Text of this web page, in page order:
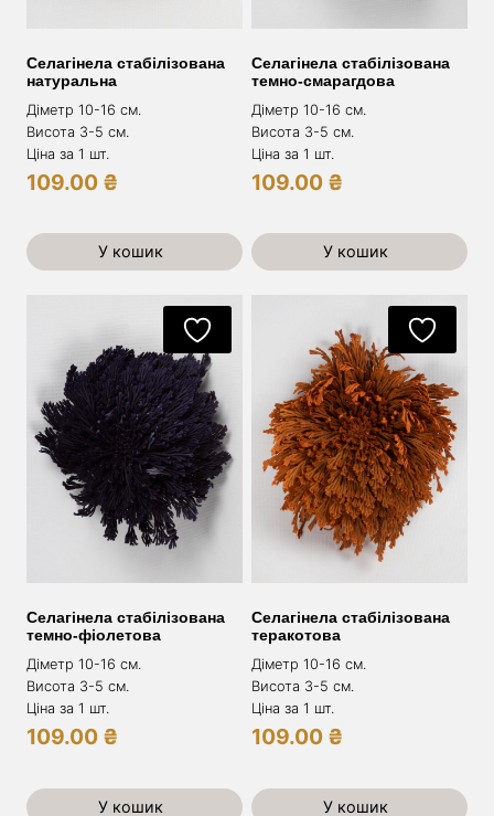
Селагінела стабілізована
натуральна
Діметр 10-16 см.
Висота 3-5 см.
Ціна за 1 шт.
109.00 ₴
У кошик
Селагінела стабілізована
темно-смарагдова
Діметр 10-16 см.
Висота 3-5 см.
Ціна за 1 шт.
109.00 ₴
У кошик
Селагінела стабілізована
темно-фіолетова
Діметр 10-16 см.
Висота 3-5 см.
Ціна за 1 шт.
109.00 ₴
У кошик
Селагінела стабілізована
теракотова
Діметр 10-16 см.
Висота 3-5 см.
Ціна за 1 шт.
109.00 ₴
У кошик